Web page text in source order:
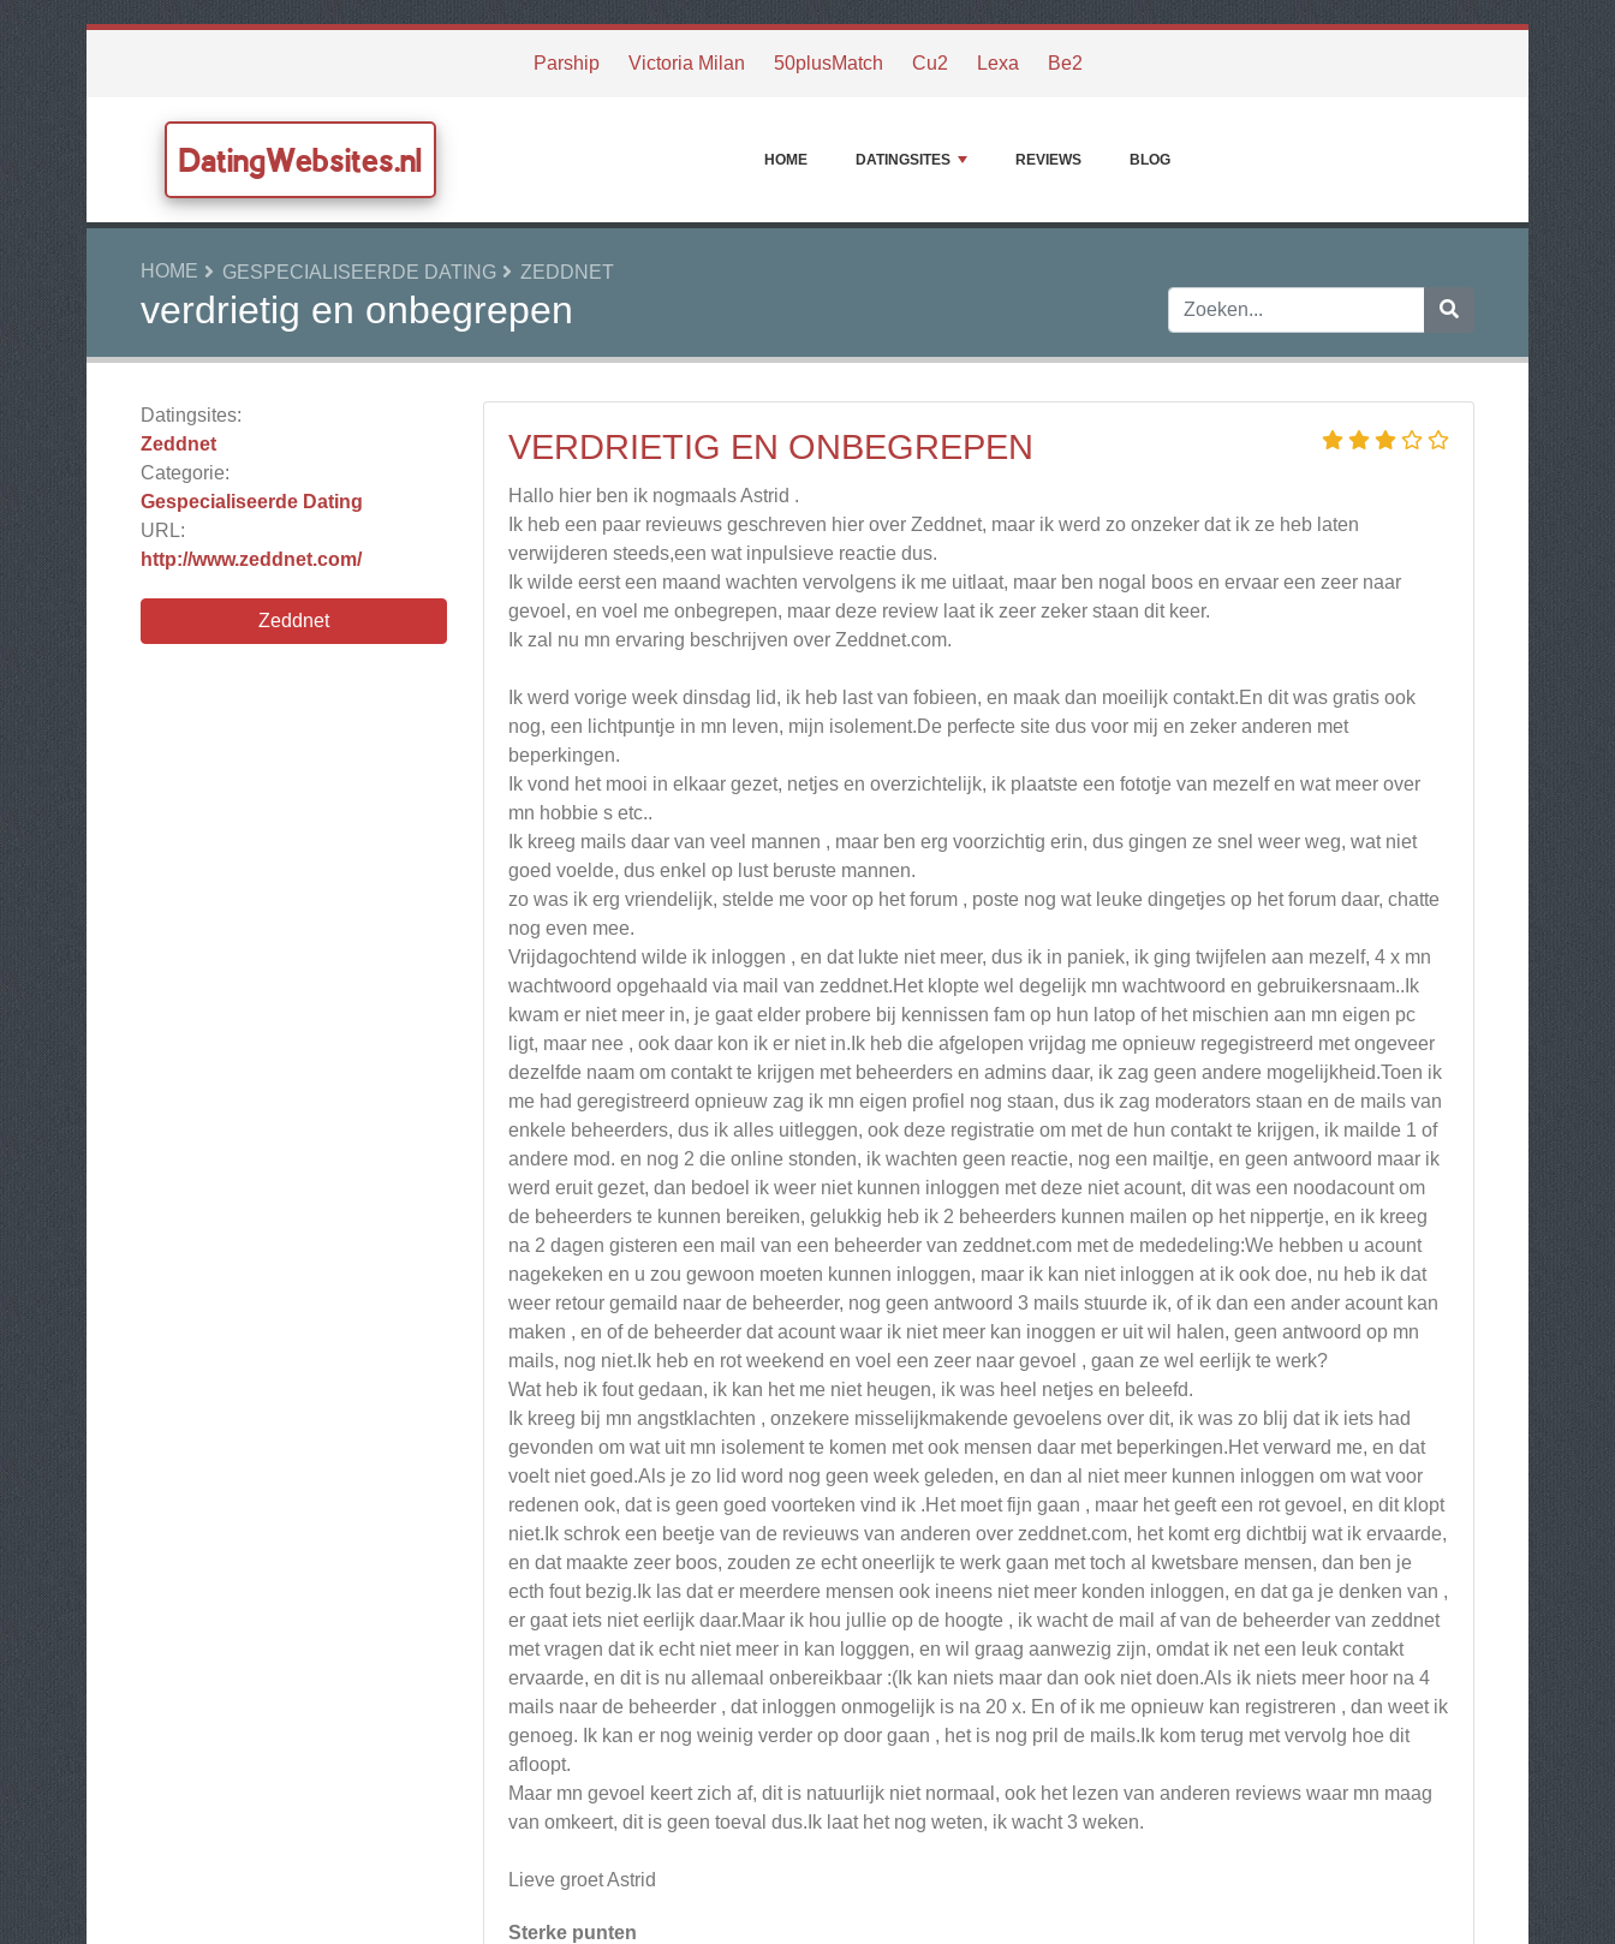
Parship Victoria Milan 50plusMatch Cu2 Lexa Be2
DatingWebsites.nl HOME DATINGSITES REVIEWS BLOG
HOME GESPECIALISEERDE DATING ZEDDNET
verdrietig en onbegrepen
Datingsites:
Zeddnet
Categorie:
Gespecialiseerde Dating
URL:
http://www.zeddnet.com/
Zeddnet
VERDRIETIG EN ONBEGREPEN
Hallo hier ben ik nogmaals Astrid .
Ik heb een paar revieuws geschreven hier over Zeddnet, maar ik werd zo onzeker dat ik ze heb laten
verwijderen steeds,een wat inpulsieve reactie dus.
Ik wilde eerst een maand wachten vervolgens ik me uitlaat, maar ben nogal boos en ervaar een zeer naar
gevoel, en voel me onbegrepen, maar deze review laat ik zeer zeker staan dit keer.
Ik zal nu mn ervaring beschrijven over Zeddnet.com.
Ik werd vorige week dinsdag lid, ik heb last van fobieen, en maak dan moeilijk contakt.En dit was gratis ook
nog, een lichtpuntje in mn leven, mijn isolement.De perfecte site dus voor mij en zeker anderen met
beperkingen.
Ik vond het mooi in elkaar gezet, netjes en overzichtelijk, ik plaatste een fototje van mezelf en wat meer over
mn hobbie s etc..
Ik kreeg mails daar van veel mannen , maar ben erg voorzichtig erin, dus gingen ze snel weer weg, wat niet
goed voelde, dus enkel op lust beruste mannen.
zo was ik erg vriendelijk, stelde me voor op het forum , poste nog wat leuke dingetjes op het forum daar, chatte
nog even mee.
Vrijdagochtend wilde ik inloggen , en dat lukte niet meer, dus ik in paniek, ik ging twijfelen aan mezelf, 4 x mn
wachtwoord opgehaald via mail van zeddnet.Het klopte wel degelijk mn wachtwoord en gebruikersnaam..Ik
kwam er niet meer in, je gaat elder probere bij kennissen fam op hun latop of het mischien aan mn eigen pc
ligt, maar nee , ook daar kon ik er niet in.Ik heb die afgelopen vrijdag me opnieuw regegistreerd met ongeveer
dezelfde naam om contakt te krijgen met beheerders en admins daar, ik zag geen andere mogelijkheid.Toen ik
me had geregistreerd opnieuw zag ik mn eigen profiel nog staan, dus ik zag moderators staan en de mails van
enkele beheerders, dus ik alles uitleggen, ook deze registratie om met de hun contakt te krijgen, ik mailde 1 of
andere mod. en nog 2 die online stonden, ik wachten geen reactie, nog een mailtje, en geen antwoord maar ik
werd eruit gezet, dan bedoel ik weer niet kunnen inloggen met deze niet acount, dit was een noodacount om
de beheerders te kunnen bereiken, gelukkig heb ik 2 beheerders kunnen mailen op het nippertje, en ik kreeg
na 2 dagen gisteren een mail van een beheerder van zeddnet.com met de mededeling:We hebben u acount
nagekeken en u zou gewoon moeten kunnen inloggen, maar ik kan niet inloggen at ik ook doe, nu heb ik dat
weer retour gemaild naar de beheerder, nog geen antwoord 3 mails stuurde ik, of ik dan een ander acount kan
maken , en of de beheerder dat acount waar ik niet meer kan inoggen er uit wil halen, geen antwoord op mn
mails, nog niet.Ik heb en rot weekend en voel een zeer naar gevoel , gaan ze wel eerlijk te werk?
Wat heb ik fout gedaan, ik kan het me niet heugen, ik was heel netjes en beleefd.
Ik kreeg bij mn angstklachten , onzekere misselijkmakende gevoelens over dit, ik was zo blij dat ik iets had
gevonden om wat uit mn isolement te komen met ook mensen daar met beperkingen.Het verward me, en dat
voelt niet goed.Als je zo lid word nog geen week geleden, en dan al niet meer kunnen inloggen om wat voor
redenen ook, dat is geen goed voorteken vind ik .Het moet fijn gaan , maar het geeft een rot gevoel, en dit klopt
niet.Ik schrok een beetje van de revieuws van anderen over zeddnet.com, het komt erg dichtbij wat ik ervaarde,
en dat maakte zeer boos, zouden ze echt oneerlijk te werk gaan met toch al kwetsbare mensen, dan ben je
ecth fout bezig.Ik las dat er meerdere mensen ook ineens niet meer konden inloggen, en dat ga je denken van ,
er gaat iets niet eerlijk daar.Maar ik hou jullie op de hoogte , ik wacht de mail af van de beheerder van zeddnet
met vragen dat ik echt niet meer in kan logggen, en wil graag aanwezig zijn, omdat ik net een leuk contakt
ervaarde, en dit is nu allemaal onbereikbaar :(Ik kan niets maar dan ook niet doen.Als ik niets meer hoor na 4
mails naar de beheerder , dat inloggen onmogelijk is na 20 x. En of ik me opnieuw kan registreren , dan weet ik
genoeg. Ik kan er nog weinig verder op door gaan , het is nog pril de mails.Ik kom terug met vervolg hoe dit
afloopt.
Maar mn gevoel keert zich af, dit is natuurlijk niet normaal, ook het lezen van anderen reviews waar mn maag
van omkeert, dit is geen toeval dus.Ik laat het nog weten, ik wacht 3 weken.
Lieve groet Astrid
Sterke punten